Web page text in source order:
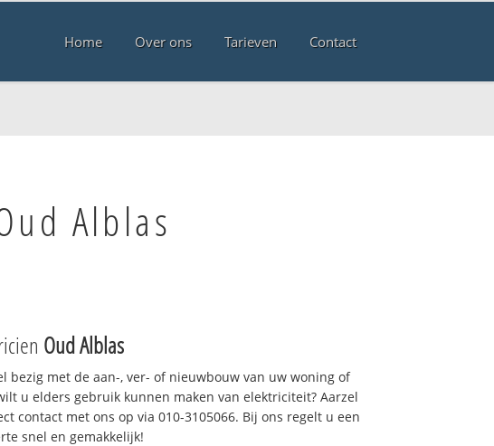
Home Over ons Tarieven Contact
Alblas
Oud Alblas
bezig met de aan-, ver- of nieuwbouw van uw woning of
u elders gebruik kunnen maken van elektriciteit? Aarzel
contact met ons op via 010-3105066. Bij ons regelt u een
snel en gemakkelijk!